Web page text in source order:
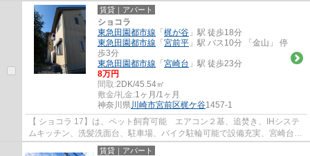
な住環境でお探しの方におすすめの物件です。
賃貸｜アパート
ショコラ
東急田園都市線 「 梶が谷 」駅 徒歩18分
東急田園都市線 「 宮前平 」駅 バス10分 「金山」 停
歩3分
東急田園都市線 「 宮崎台 」駅 徒歩23分
8万円
間取:2DK/45.54㎡
敷金/礼金:1ヶ月/1ヶ月
神奈川県川崎市宮前区梶ケ谷1457-1
【 ショコラ 17】は、ペット飼育可能 エアコン２基、追焚き、IHシステ
ムキッチン、洗髪洗面台、駐車場、バイク駐輪可能で設備充実、宮崎台駅
までに自転車で出やすい立地です。静かな...
賃貸｜アパート